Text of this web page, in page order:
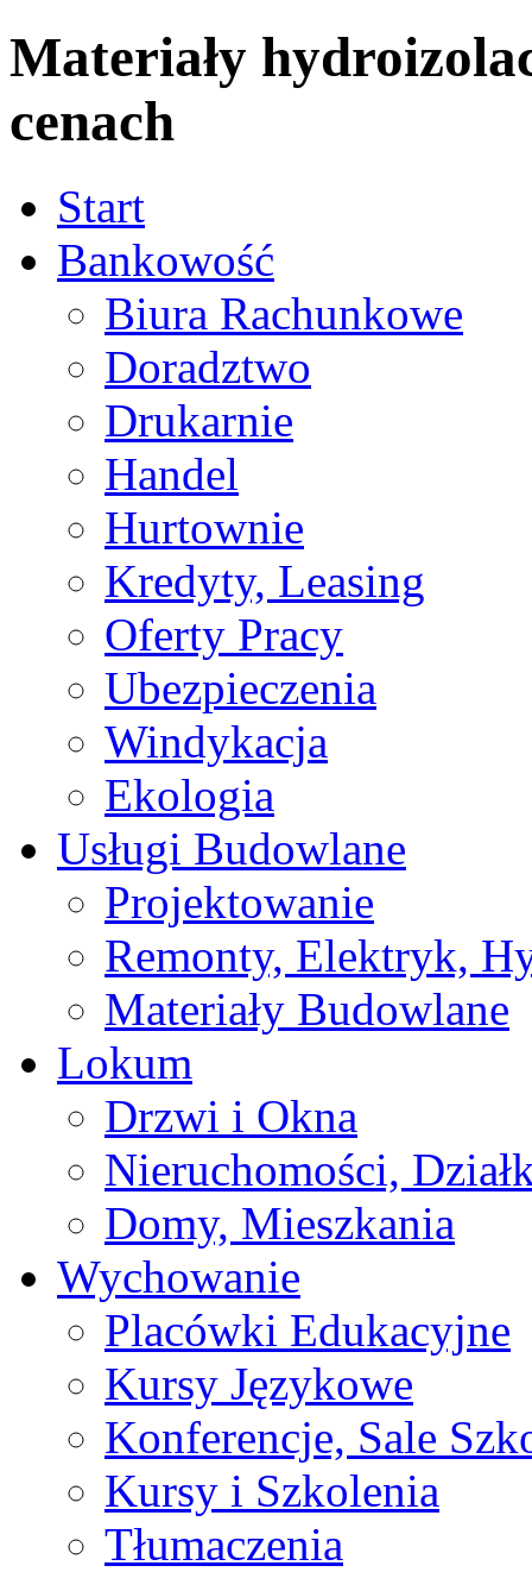
Materiały
cenach
Start
Bankowość
Biura Rachunkowe
Doradztwo
Drukarnie
Handel
Hurtownie
Kredyty, Leasing
Oferty Pracy
Ubezpieczenia
Windykacja
Ekologia
Usługi Budowlane
Projektowanie
Remonty, Elektryk,
Materiały Budowlane
Lokum
Drzwi i Okna
Nieruchomości,
Domy, Mieszkania
Wychowanie
Placówki Edukacyjne
Kursy Językowe
Konferencje, Sale
Kursy i Szkolenia
Tłumaczenia